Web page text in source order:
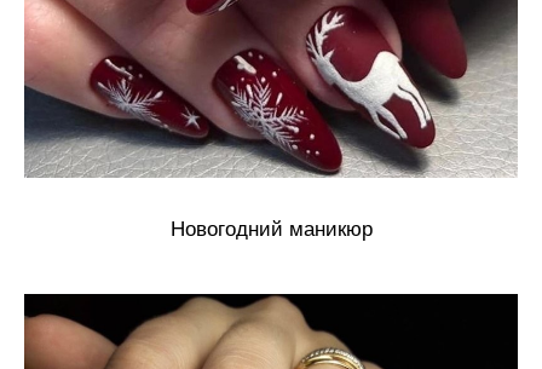
Новогодний маникюр